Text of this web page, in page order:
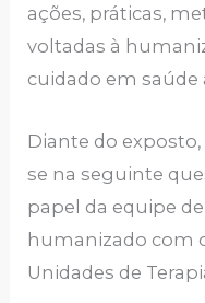
ações, práticas,
voltadas à
cuidado em saúde
Diante do
se na seguinte
papel da equipe
humanizado com
Unidades de